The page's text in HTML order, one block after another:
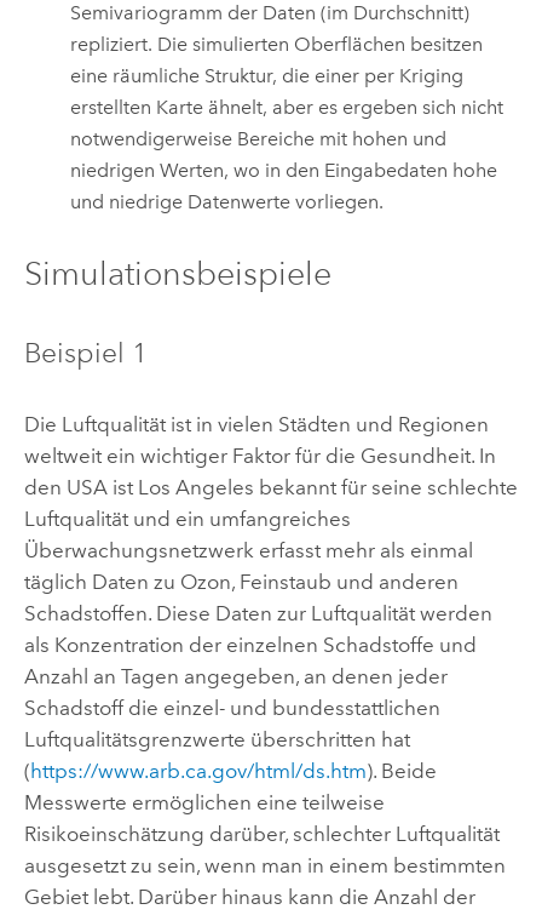
Semivariogramm der Daten (im Durchschnitt)
repliziert. Die simulierten Oberflächen besitzen
eine räumliche Struktur, die einer per Kriging
erstellten Karte ähnelt, aber es ergeben sich nicht
notwendigerweise Bereiche mit hohen und
niedrigen Werten, wo in den Eingabedaten hohe
und niedrige Datenwerte vorliegen.
Simulationsbeispiele
Beispiel 1
Die Luftqualität ist in vielen Städten und Regionen
weltweit ein wichtiger Faktor für die Gesundheit. In
den USA ist Los Angeles bekannt für seine schlechte
Luftqualität und ein umfangreiches
Überwachungsnetzwerk erfasst mehr als einmal
täglich Daten zu Ozon, Feinstaub und anderen
Schadstoffen. Diese Daten zur Luftqualität werden
als Konzentration der einzelnen Schadstoffe und
Anzahl an Tagen angegeben, an denen jeder
Schadstoff die einzel- und bundesstattlichen
Luftqualitätsgrenzwerte überschritten hat
(https://www.arb.ca.gov/html/ds.htm). Beide
Messwerte ermöglichen eine teilweise
Risikoeinschätzung darüber, schlechter Luftqualität
ausgesetzt zu sein, wenn man in einem bestimmten
Gebiet lebt. Darüber hinaus kann die Anzahl der